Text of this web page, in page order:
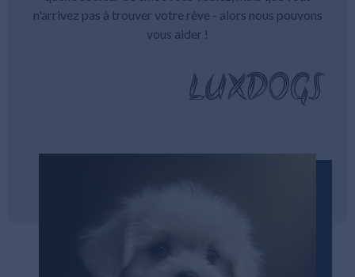
n'arrivez pas à trouver votre rêve - alors nous pouvons
vous aider !
LUXDOGS